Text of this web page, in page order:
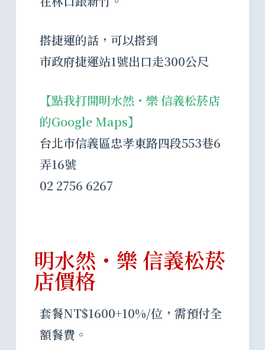
搭捷運的話，可以搭到
市政府捷運站1號出口走300公尺
【點我打開明水然・樂 信義松菸店
的Google Maps】
台北市信義區忠孝東路四段553巷6
弄16號
02 2756 6267
明水然・樂 信義松菸
店價格
套餐NT$1600+10%/位，需預付全
額餐費。